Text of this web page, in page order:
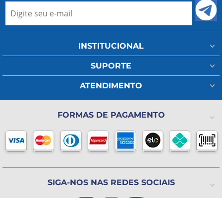
INSTITUCIONAL
Minha Conta
Fale Conosco
Meus Pedidos
Lista de Desejos
Blog
SUPORTE
Assistência Técnica
Política de Privacidade
Política de Trocas ou Devoluções
ATENDIMENTO
(11) 93802-1111
(11) 2325-4371
Horário de atendimento
De 2ª a 6ª feira das 8h às 18h
(Exceto Feriados)
Utinga - Santo André / SP
CEP: 09220-611
Como chegar?
FORMAS DE PAGAMENTO
SIGA-NOS NAS REDES SOCIAIS